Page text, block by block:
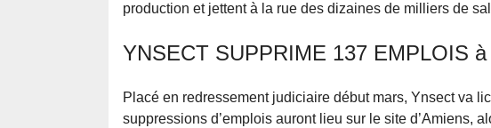
production et jettent à la rue des dizaines de milliers de
YNSECT SUPPRIME 137 EMPLOIS
Placé en redressement judiciaire début mars, Ynsect va
suppressions d’emplois auront lieu sur le site d’Amiens,